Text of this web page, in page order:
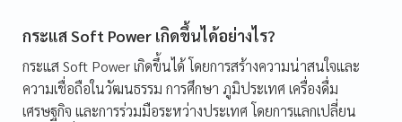
กระแส Soft Power เกิดขึ้นได้อย่างไร?
กระแส Soft Power เกิดขึ้นได้ โดยการสร้างความน่าสนใจและ
ความเชื่อถือในวัฒนธรรม การศึกษา ภูมิประเทศ เครื่องดื่ม
เศรษฐกิจ และการร่วมมือระหว่างประเทศ โดยการแลกเปลี่ยน